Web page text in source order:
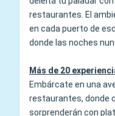
restaurantes. El
en cada puerto de
donde las noches
Más de 20
Embárcate en una
restaurantes, donde
sorprenderán con